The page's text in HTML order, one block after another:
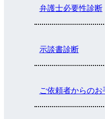
弁護士必要性診断
示談書診断
ご依頼者からのお